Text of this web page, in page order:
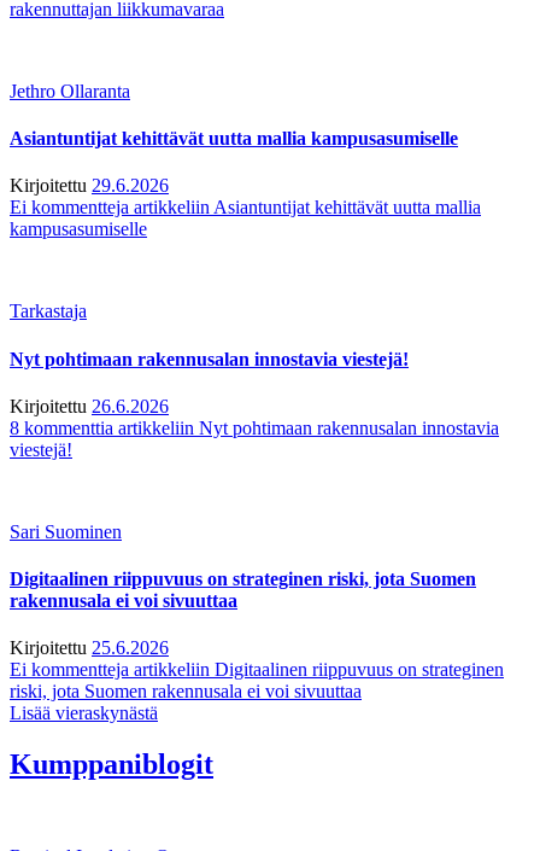
rakennuttajan liikkumavaraa
Jethro Ollaranta
Asiantuntijat kehittävät uutta mallia kampusasumiselle
Kirjoitettu 29.6.2026
Ei kommentteja artikkeliin Asiantuntijat kehittävät uutta mallia
kampusasumiselle
Tarkastaja
Nyt pohtimaan rakennusalan innostavia viestejä!
Kirjoitettu 26.6.2026
8 kommenttia artikkeliin Nyt pohtimaan rakennusalan innostavia
viestejä!
Sari Suominen
Digitaalinen riippuvuus on strateginen riski, jota Suomen
rakennusala ei voi sivuuttaa
Kirjoitettu 25.6.2026
Ei kommentteja artikkeliin Digitaalinen riippuvuus on strateginen
riski, jota Suomen rakennusala ei voi sivuuttaa
Lisää vieraskynästä
Kumppaniblogit